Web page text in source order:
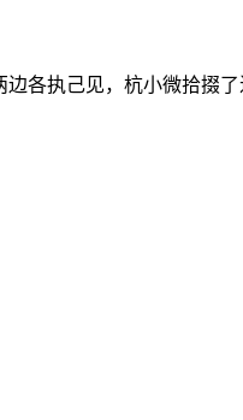
各执己见，杭小微拾掇